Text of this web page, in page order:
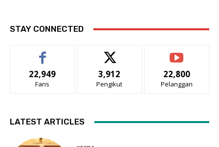
STAY CONNECTED
22,949
Fans
3,912
Pengikut
22,800
Pelanggan
LATEST ARTICLES